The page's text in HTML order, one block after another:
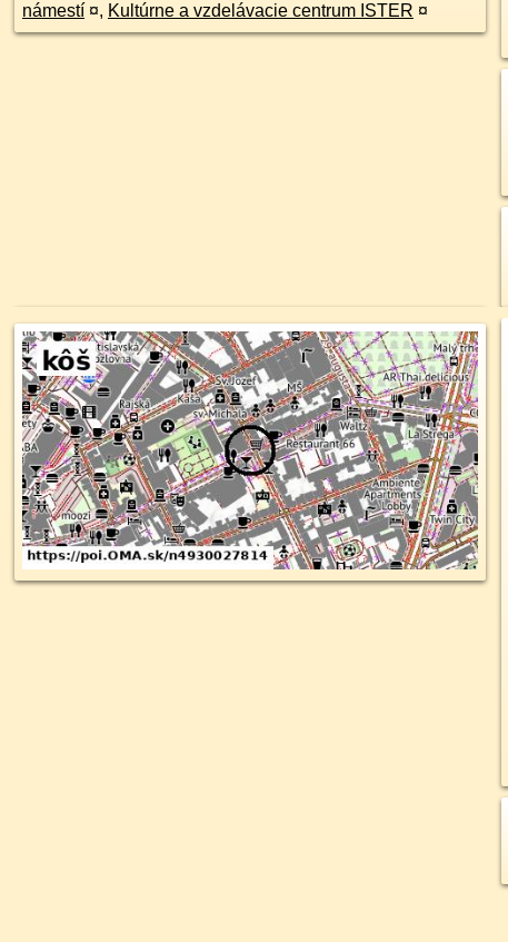
námestí ¤, Kultúrne a vzdelávacie centrum ISTER ¤